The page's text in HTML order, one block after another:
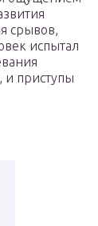
срывов,
испытал
и приступы